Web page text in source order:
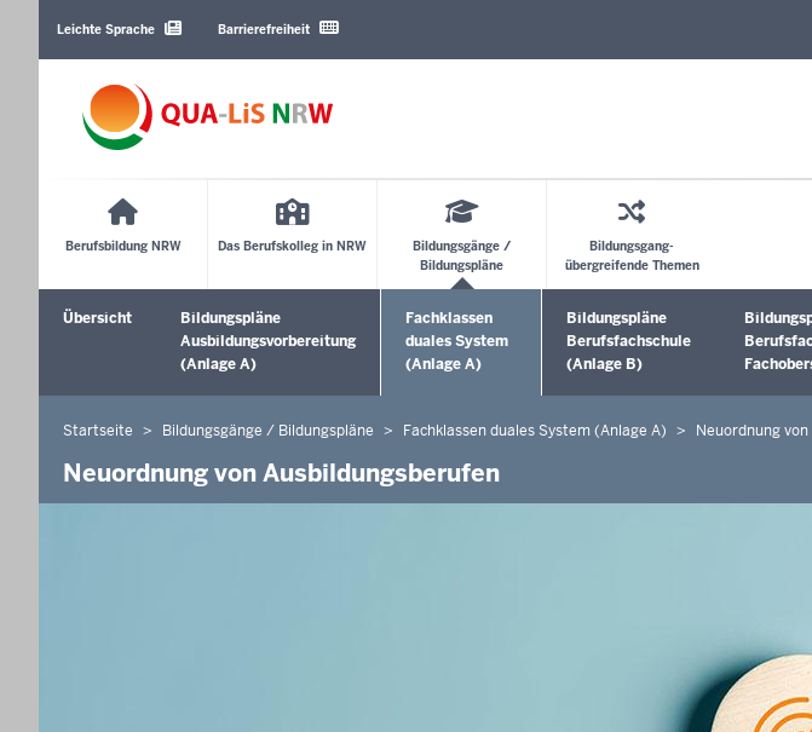
Sprachen
Leichte Sprache Barrierefreiheit
Berufsbildung NRW Das Berufskolleg in NRW
Bildungsgänge /
Bildungspläne
Bildungsgang-
übergreifende Themen
Sekundärmenü
Übersicht
Bildungspläne
Ausbildungsvorbereitung
(Anlage A)
Fachklassen
duales System
(Anlage A)
Untermenü öffnen
Bildungspläne
Berufsfachschule
(Anlage B)
Sie
befinden
Startseite Bildungsgänge / Bildungspläne Fachklassen duales System (Anlage A) Neuordnung
Neuordnung von Ausbildungsberufen